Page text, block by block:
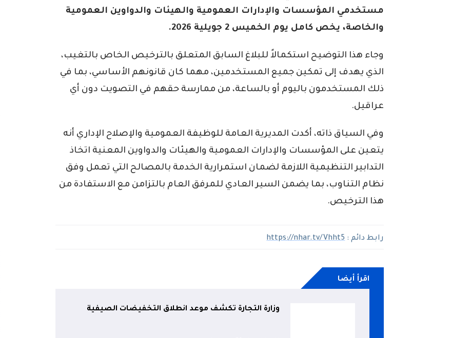
مستخدمي المؤسسات والإدارات العمومية والهيئات والدواوين العمومية
والخاصة، يخص كامل يوم الخميس 2 جويلية 2026.
وجاء هذا التوضيح استكمالاً للبلاغ السابق المتعلق بالترخيص الخاص بالتغيب،
الذي يهدف إلى تمكين جميع المستخدمين، مهما كان قانونهم الأساسي، بما في
ذلك المستخدمون باليوم أو بالساعة، من ممارسة حقهم في التصويت دون أي
عراقيل.
وفي السياق ذاته، أكدت المديرية العامة للوظيفة العمومية والإصلاح الإداري أنه
يتعين على المؤسسات والإدارات العمومية والهيئات والدواوين المعنية اتخاذ
التدابير التنظيمية اللازمة لضمان استمرارية الخدمة بالمصالح التي تعمل وفق
نظام التناوب، بما يضمن السير العادي للمرفق العام بالتزامن مع الاستفادة من
هذا الترخيص.
رابط دائم :https://nhar.tv/Vhht5
اقرأ أيضا
وزارة التجارة تكشف موعد انطلاق التخفيضات الصيفية